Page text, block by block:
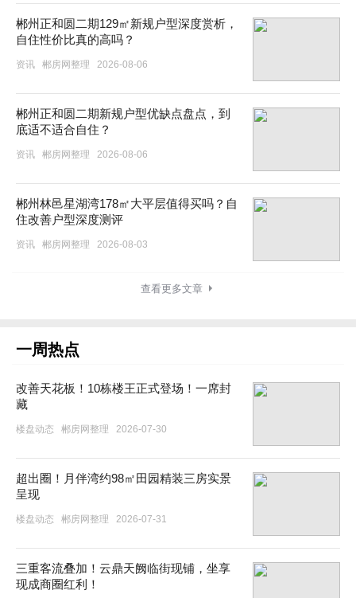
郴州正和圆二期129㎡新规户型深度赏析，
自住性价比真的高吗？
资讯 郴房网整理 2026-08-06
郴州正和圆二期新规户型优缺点盘点，到
底适不适合自住？
资讯 郴房网整理 2026-08-06
郴州林邑星湖湾178㎡大平层值得买吗？自
住改善户型深度测评
资讯 郴房网整理 2026-08-03
查看更多文章
一周热点
改善天花板！10栋楼王正式登场！一席封
藏
楼盘动态 郴房网整理 2026-07-30
超出圈！月伴湾约98㎡田园精装三房实景
呈现
楼盘动态 郴房网整理 2026-07-31
三重客流叠加！云鼎天阙临街现铺，坐享
现成商圈红利！